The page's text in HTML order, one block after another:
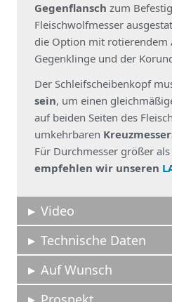
Gegenflansch zum
Fleischwolfmesser
die Option mit rotierendem
Gegenklinge und der
Der Schleifscheibenkopf
sein, um einen
auf beiden Seiten des
umkehrbaren
Für Durchmesser größer
empfehlen wir unseren
Video
Technische Daten
Auf Wunsch